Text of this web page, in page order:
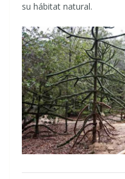
su hábitat natural.